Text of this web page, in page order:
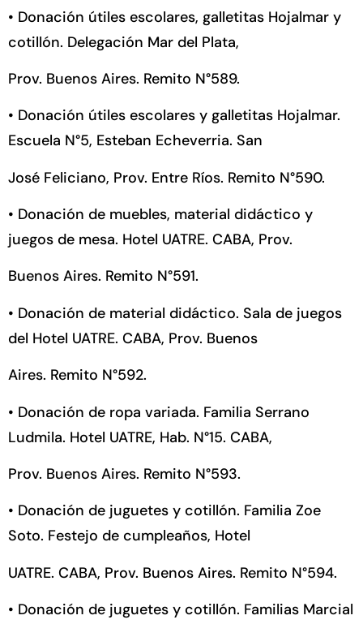
• Donación útiles escolares, galletitas Hojalmar y
cotillón. Delegación Mar del Plata,
Prov. Buenos Aires. Remito N°589.
• Donación útiles escolares y galletitas Hojalmar.
Escuela N°5, Esteban Echeverria. San
José Feliciano, Prov. Entre Ríos. Remito N°590.
• Donación de muebles, material didáctico y
juegos de mesa. Hotel UATRE. CABA, Prov.
Buenos Aires. Remito N°591.
• Donación de material didáctico. Sala de juegos
del Hotel UATRE. CABA, Prov. Buenos
Aires. Remito N°592.
• Donación de ropa variada. Familia Serrano
Ludmila. Hotel UATRE, Hab. N°15. CABA,
Prov. Buenos Aires. Remito N°593.
• Donación de juguetes y cotillón. Familia Zoe
Soto. Festejo de cumpleaños, Hotel
UATRE. CABA, Prov. Buenos Aires. Remito N°594.
• Donación de juguetes y cotillón. Familias Marcial